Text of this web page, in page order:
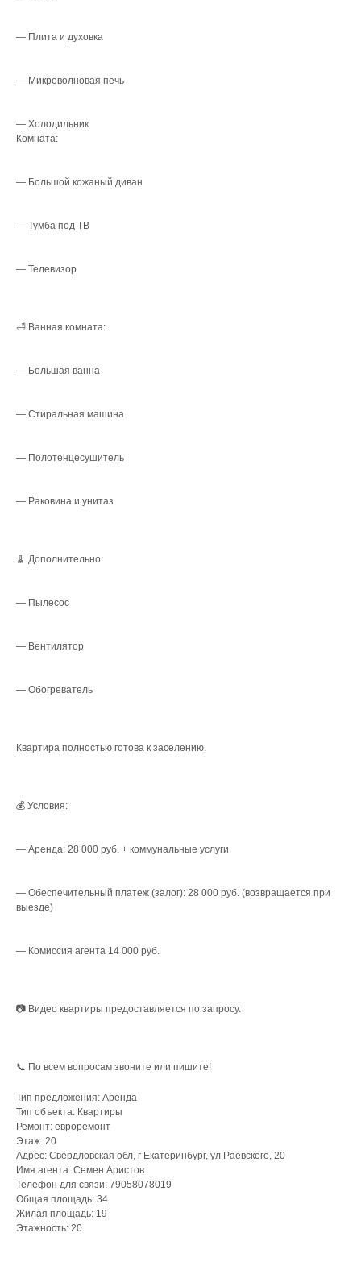
— Плита и духовка
— Микроволновая печь
— Холодильник
Комната:
— Большой кожаный диван
— Тумба под ТВ
— Телевизор
🛁 Ванная комната:
— Большая ванна
— Стиральная машина
— Полотенцесушитель
— Раковина и унитаз
🧹 Дополнительно:
— Пылесос
— Вентилятор
— Обогреватель
Квартира полностью готова к заселению.
💰 Условия:
— Аренда: 28 000 руб. + коммунальные услуги
— Обеспечительный платеж (залог): 28 000 руб. (возвращается при
выезде)
— Комиссия агента 14 000 руб.
📷 Видео квартиры предоставляется по запросу.
📞 По всем вопросам звоните или пишите!
Тип предложения: Аренда
Тип объекта: Квартиры
Ремонт: евроремонт
Этаж: 20
Адрес: Свердловская обл, г Екатеринбург, ул Раевского, 20
Имя агента: Семен Аристов
Телефон для связи: 79058078019
Общая площадь: 34
Жилая площадь: 19
Этажность: 20
Что мы делаем для
Управление
недвижимостью
/Точный анализ рынка
/Организация ремонта
Мебелировка квартиры под ключ